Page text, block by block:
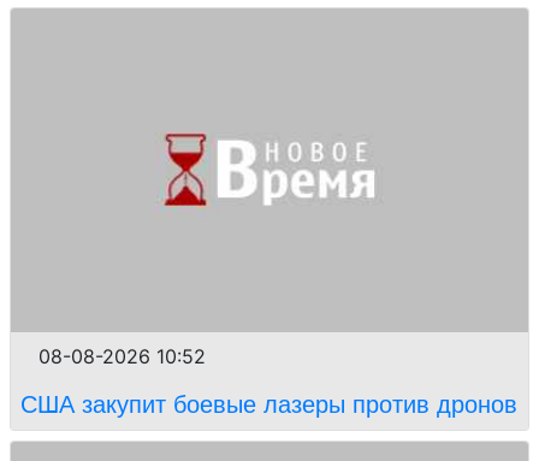
08-08-2026 10:52
США закупит боевые лазеры против дронов